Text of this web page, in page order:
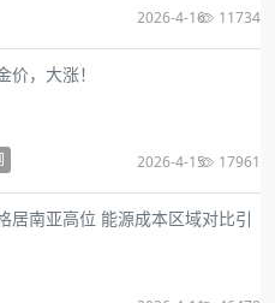
2026-4-16 11734
价，大涨！
2026-4-15 17961
居南亚高位 能源成本区域对比引